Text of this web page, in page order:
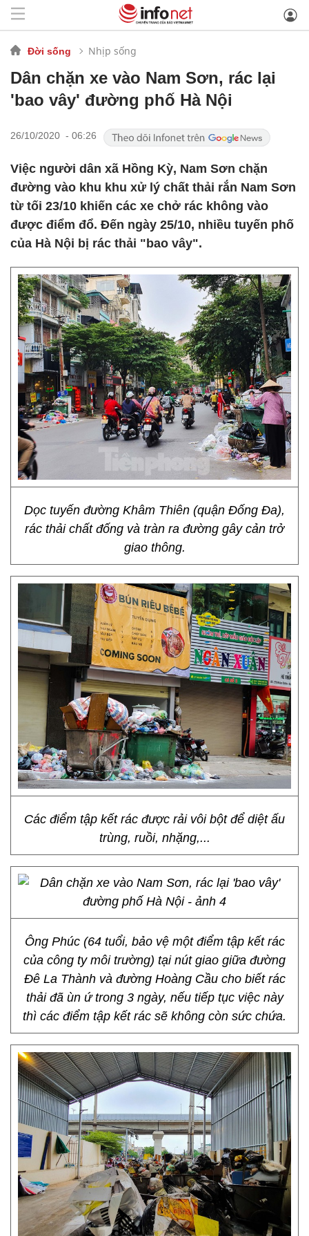
Đời sống Nhịp sống
Dân chặn xe vào Nam Sơn, rác lại
'bao vây' đường phố Hà Nội
26/10/2020 - 06:26
Việc người dân xã Hồng Kỳ, Nam Sơn chặn
đường vào khu khu xử lý chất thải rắn Nam Sơn
từ tối 23/10 khiến các xe chở rác không vào
được điểm đổ. Đến ngày 25/10, nhiều tuyến phố
của Hà Nội bị rác thải "bao vây".
Dọc tuyến đường Khâm Thiên (quận Đống Đa),
rác thải chất đống và tràn ra đường gây cản trở
giao thông.
Các điểm tập kết rác được rải vôi bột để diệt ấu
trùng, ruồi, nhặng,...
Ông Phúc (64 tuổi, bảo vệ một điểm tập kết rác
của công ty môi trường) tại nút giao giữa đường
Đê La Thành và đường Hoàng Cầu cho biết rác
thải đã ùn ứ trong 3 ngày, nếu tiếp tục việc này
thì các điểm tập kết rác sẽ không còn sức chứa.